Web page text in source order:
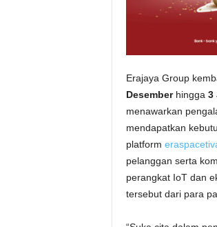
Erajaya Group
Desember hingga 3
menawarkan
mendapatkan
platform
pelanggan serta
perangkat IoT dan
tersebut dari para